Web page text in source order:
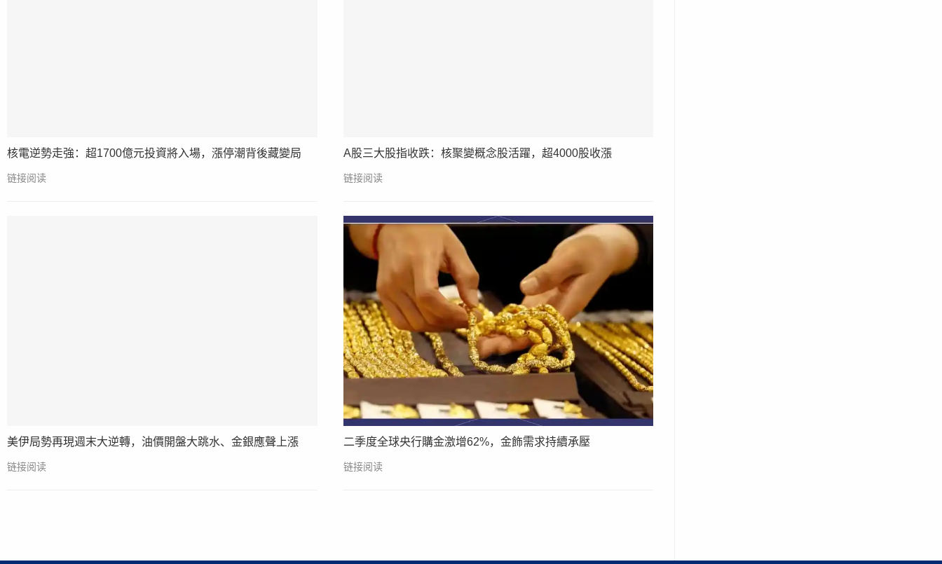
核電逆勢走強：超1700億元投資將入場，漲停潮背後藏變局
链接阅读
A股三大股指收跌：核聚變概念股活躍，超4000股收漲
链接阅读
美伊局勢再現週末大逆轉，油價開盤大跳水、金銀應聲上漲
链接阅读
二季度全球央行購金激增62%，金飾需求持續承壓
链接阅读